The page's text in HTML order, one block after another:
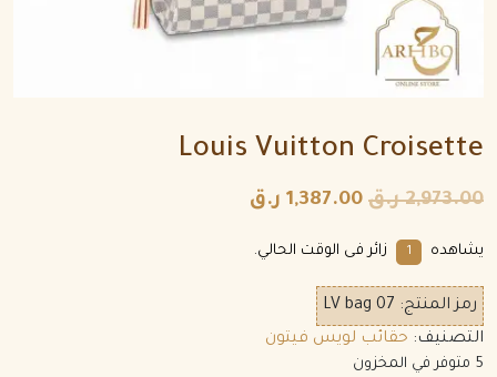
Louis Vuitton Croisette
2,973.00 ر.ق 1,387.00 ر.ق
يشاهده 1 زائر فى الوقت الحالي.
رمز المنتج: LV bag 07
التصنيف: حقائب لويس فيتون
5 متوفر في المخزون